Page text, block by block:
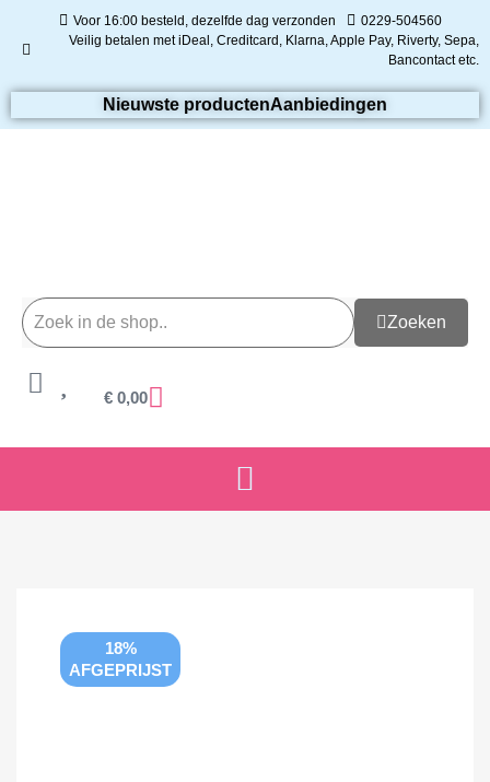
Voor 16:00 besteld, dezelfde dag verzonden
0229-504560
Veilig betalen met iDeal, Creditcard, Klarna, Apple Pay, Riverty, Sepa,
Bancontact etc.
Nieuwste productenAanbiedingen
Zoeken
€ 0,00
18%
AFGEPRIJST